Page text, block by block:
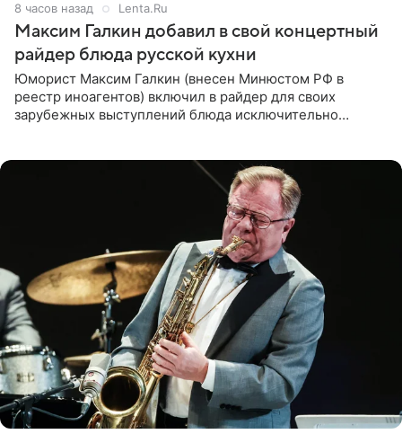
8 часов назад Lenta.Ru
Максим Галкин добавил в свой концертный
райдер блюда русской кухни
Юморист Максим Галкин (внесен Минюстом РФ в
реестр иноагентов) включил в райдер для своих
зарубежных выступлений блюда исключительно